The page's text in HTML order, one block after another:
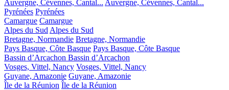
Auvergne, Cévennes, Cantal... Auvergne, Cévennes, Cantal...
Pyrénées Pyrénées
Camargue Camargue
Alpes du Sud Alpes du Sud
Bretagne, Normandie Bretagne, Normandie
Pays Basque, Côte Basque Pays Basque, Côte Basque
Bassin d’Arcachon Bassin d’Arcachon
Vosges, Vittel, Nancy Vosges, Vittel, Nancy
Guyane, Amazonie Guyane, Amazonie
Île de la Réunion Île de la Réunion